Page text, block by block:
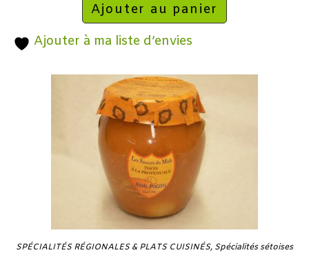
Ajouter au panier
Ajouter à ma liste d’envies
SPÉCIALITÉS RÉGIONALES & PLATS CUISINÉS, Spécialités sétoises